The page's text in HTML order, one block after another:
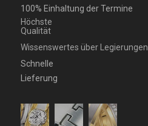
100% Einhaltung der Termine
Höchste
Qualität
Wissenswertes über Legierungen
Schnelle
Lieferung